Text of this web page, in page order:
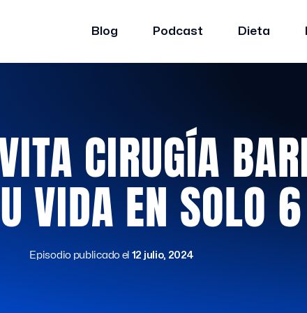
Blog Podcast Dieta
CIRUGÍA
VIDA EN SOLO
Episodio publicado el 12 julio, 2024